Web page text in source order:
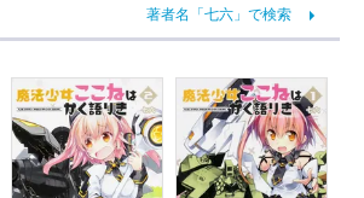
著者名「七六」で検索